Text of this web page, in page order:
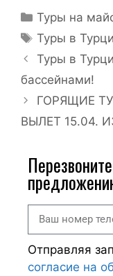
Туры на
Туры в
Туры в
бассейнами!
ГОРЯЩИЕ
ВЫЛЕТ 15.04.
Отправляя
согласие на